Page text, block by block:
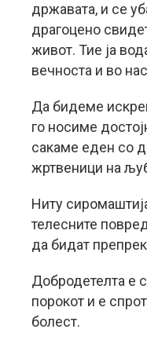
државата, и се
драгоцено
живот. Тие ја
вечноста и во
Да бидеме
го носиме
сакаме еден со
жртвеници на
Ниту
телесните
да бидат
Добродетелта е
порокот и е
болест.